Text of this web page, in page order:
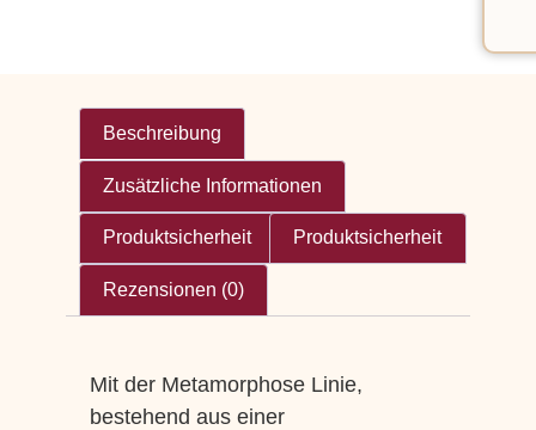
Beschreibung
Zusätzliche Informationen
Produktsicherheit Produktsicherheit
Rezensionen (0)
Mit der Metamorphose Linie,
bestehend aus einer